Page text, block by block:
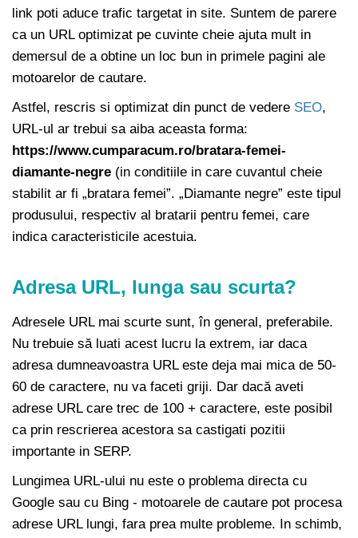
link poti aduce trafic targetat in site. Suntem de parere
ca un URL optimizat pe cuvinte cheie ajuta mult in
demersul de a obtine un loc bun in primele pagini ale
motoarelor de cautare.
Astfel, rescris si optimizat din punct de vedere SEO,
URL-ul ar trebui sa aiba aceasta forma:
https://www.cumparacum.ro/bratara-femei-
diamante-negre (in conditiile in care cuvantul cheie
stabilit ar fi „bratara femei”. „Diamante negre” este tipul
produsului, respectiv al bratarii pentru femei, care
indica caracteristicile acestuia.
Adresa URL, lunga sau scurta?
Adresele URL mai scurte sunt, în general, preferabile.
Nu trebuie să luati acest lucru la extrem, iar daca
adresa dumneavoastra URL este deja mai mica de 50-
60 de caractere, nu va faceti griji. Dar dacă aveti
adrese URL care trec de 100 + caractere, este posibil
ca prin rescrierea acestora sa castigati pozitii
importante in SERP.
Lungimea URL-ului nu este o problema directa cu
Google sau cu Bing - motoarele de cautare pot procesa
adrese URL lungi, fara prea multe probleme. In schimb,